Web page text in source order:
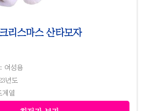
리스마스 산타모자
여성용
년도
계열